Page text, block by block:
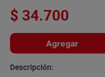
$ 34.700
Agregar
Descripción: